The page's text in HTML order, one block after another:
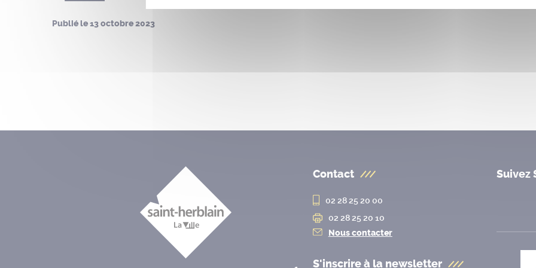
Publié le13 octobre 2023
Contact
02 28 25 20 00
02 28 25 20 10
Nous contacter
S'inscrire à la newsletter
Suivez